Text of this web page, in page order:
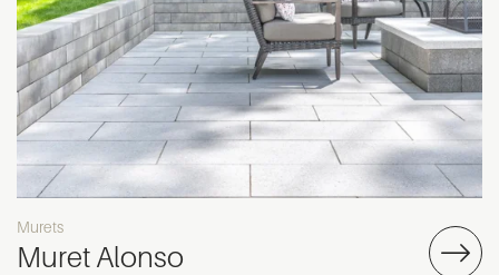
Murets
Muret Alonso